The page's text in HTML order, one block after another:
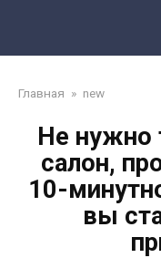
Главная » new
Не нужно
салон,
10-
вы